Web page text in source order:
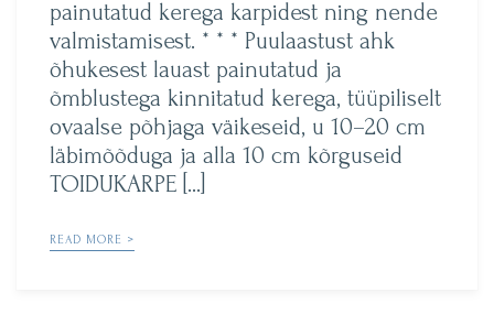
painutatud kerega karpidest ning nende
valmistamisest. * * * Puulaastust ahk
õhukesest lauast painutatud ja
õmblustega kinnitatud kerega, tüüpiliselt
ovaalse põhjaga väikeseid, u 10–20 cm
läbimõõduga ja alla 10 cm kõrguseid
TOIDUKARPE […]
READ MORE >